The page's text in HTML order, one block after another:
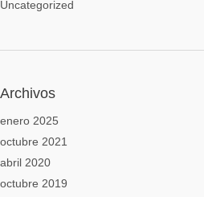
Uncategorized
Archivos
enero 2025
octubre 2021
abril 2020
octubre 2019